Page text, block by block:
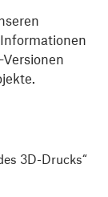
3D-Drucks“